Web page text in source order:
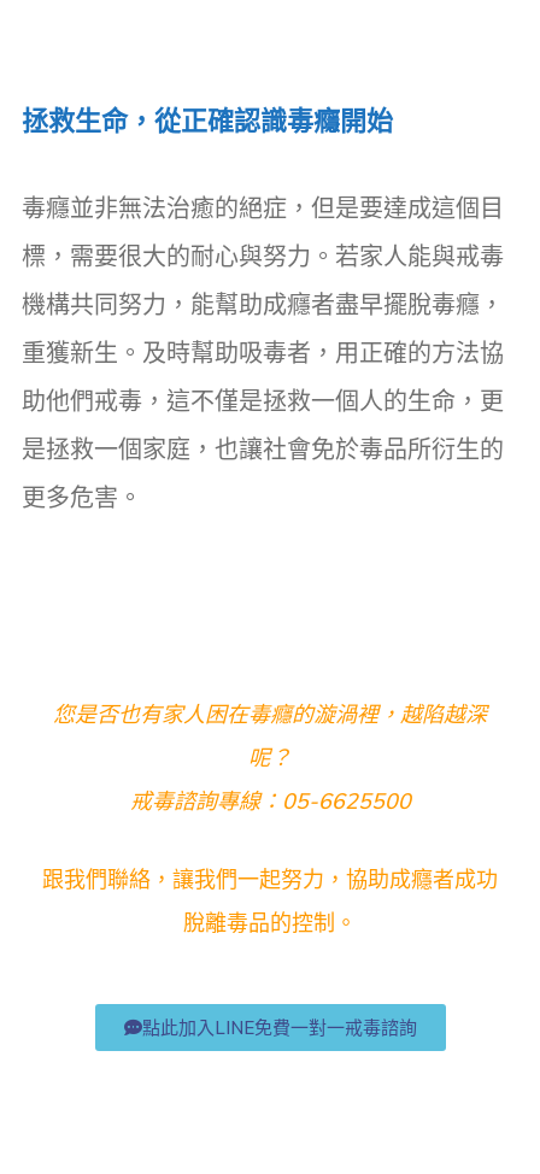
拯救生命，從正確認識毒癮開始
毒癮並非無法治癒的絕症，但是要達成這個目
標，需要很大的耐心與努力。若家人能與戒毒
機構共同努力，能幫助成癮者盡早擺脫毒癮，
重獲新生。及時幫助吸毒者，用正確的方法協
助他們戒毒，這不僅是拯救一個人的生命，更
是拯救一個家庭，也讓社會免於毒品所衍生的
更多危害。
您是否也有家人困在毒癮的漩渦裡，越陷越深
呢？
戒毒諮詢專線：05-6625500
跟我們聯絡，讓我們一起努力，協助成癮者成功
脫離毒品的控制。
點此加入LINE免費一對一戒毒諮詢